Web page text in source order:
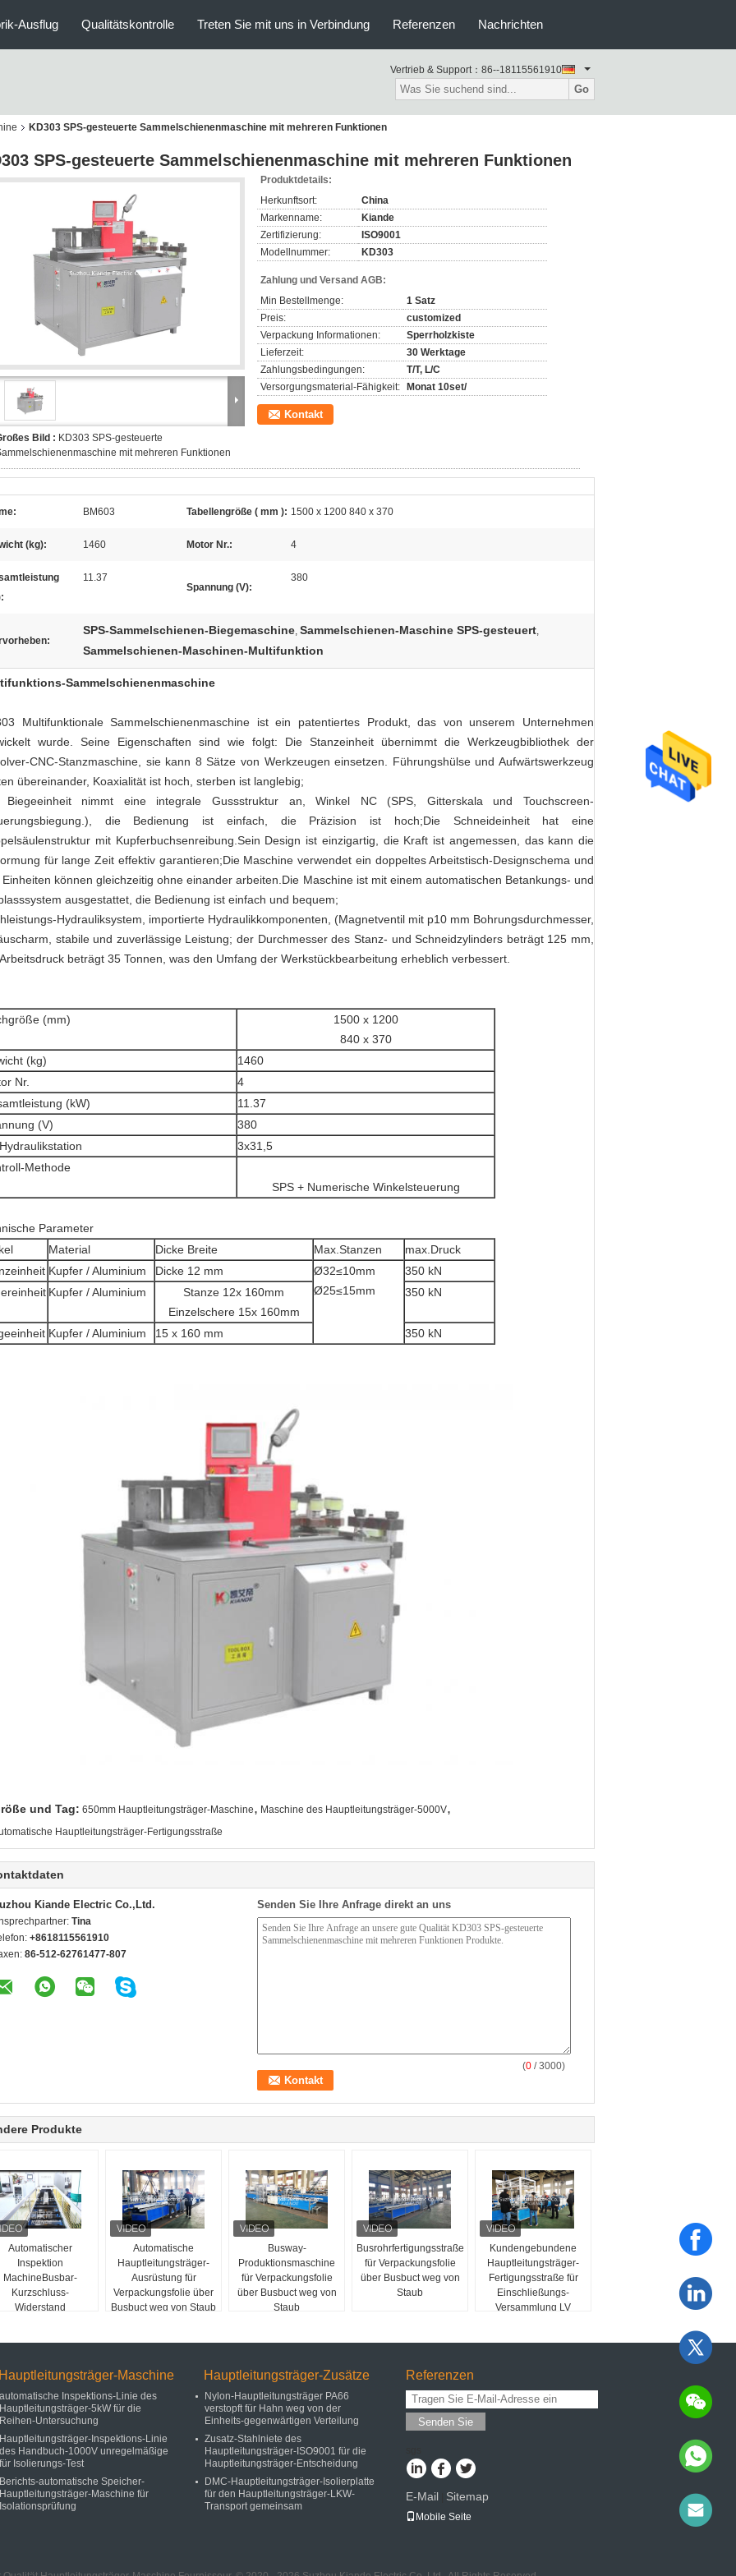
Ausflug Qualitätskontrolle Treten Sie mit uns in Verbindung Referenzen Nachrichten
Vertrieb & Support： 86--18115561910
Go
KD303 SPS-gesteuerte Sammelschienenmaschine mit mehreren Funktionen
SPS-gesteuerte Sammelschienenmaschine mit mehreren Funktionen
Bild : KD303 SPS-gesteuerte
mit mehreren Funktionen
Produktdetails:
Herkunftsort:
China
Markenname:
Kiande
Zertifizierung:
ISO9001
Modellnummer:
KD303
Zahlung und Versand AGB:
Min Bestellmenge:
1 Satz
Preis:
customized
Verpackung Informationen:
Sperrholzkiste
Lieferzeit:
30 Werktage
Zahlungsbedingungen:
T/T, L/C
Versorgungsmaterial-Fähigkeit:
Monat 10set/
Kontakt
BM603 Tabellengröße ( mm ): 1500 x 1200 840 x 370
(kg): 1460 Motor Nr.: 4
11.37
Spannung (V):
380
SPS-Sammelschienen-Biegemaschine, Sammelschienen-Maschine SPS-gesteuert,
Sammelschienen-Maschinen-Multifunktion
Sammelschienenmaschine
Multifunktionale Sammelschienenmaschine ist ein patentiertes Produkt, das von unserem Unternehmen
wurde. Seine Eigenschaften sind wie folgt: Die Stanzeinheit übernimmt die Werkzeugbibliothek der
CNC-Stanzmaschine, sie kann 8 Sätze von Werkzeugen einsetzen. Führungshülse und Aufwärtswerkzeug
übereinander, Koaxialität ist hoch, sterben ist langlebig;
Biegeeinheit nimmt eine integrale Gussstruktur an, Winkel NC (SPS, Gitterskala und Touchscreen-
die Bedienung ist einfach, die Präzision ist hoch;Die Schneideinheit hat eine
mit Kupferbuchsenreibung.Sein Design ist einzigartig, die Kraft ist angemessen, das kann die
für lange Zeit effektiv garantieren;Die Maschine verwendet ein doppeltes Arbeitstisch-Designschema und
können gleichzeitig ohne einander arbeiten.Die Maschine ist mit einem automatischen Betankungs- und
ausgestattet, die Bedienung ist einfach und bequem;
Hydrauliksystem, importierte Hydraulikkomponenten, (Magnetventil mit p10 mm Bohrungsdurchmesser,
stabile und zuverlässige Leistung; der Durchmesser des Stanz- und Schneidzylinders beträgt 125 mm,
beträgt 35 Tonnen, was den Umfang der Werkstückbearbeitung erheblich verbessert.
(mm)
1500 x 1200
840 x 370
(kg)
1460
Nr.
4
(kW)
11.37
(V)
380
3x31,5
Methode
SPS + Numerische Winkelsteuerung
Parameter
Material Dicke Breite Max.Stanzen
max.Druck
Kupfer / Aluminium Dicke 12 mm
Ø32≤10mm
Ø25≤15mm
350 kN
Kupfer / Aluminium
Stanze 12x 160mm
Einzelschere 15x 160mm
350 kN
Kupfer / Aluminium 15 x 160 mm 350 kN
und Tag: 650mm Hauptleitungsträger-Maschine, Maschine des Hauptleitungsträger-5000V,
Hauptleitungsträger-Fertigungsstraße
Kiande Electric Co.,Ltd.
Tina
+8618115561910
86-512-62761477-807
Senden Sie Ihre Anfrage direkt an uns
(0 / 3000)
Produkte
Automatischer
Inspektion
MachineBusbar-
Kurzschluss-
Widerstand
Automatische
Hauptleitungsträger-
Ausrüstung für
Verpackungsfolie über
Busbuct weg von Staub
Busway-
Produktionsmaschine
für Verpackungsfolie
über Busbuct weg von
Staub
Busrohrfertigungsstraße
für Verpackungsfolie
über Busbuct weg von
Staub
Kundengebundene
Hauptleitungsträger-
Fertigungsstraße für
Einschließungs-
Versammlung LV
Maschine
automatische Inspektions-Linie des
Hauptleitungsträger-5kW für die
Reihen-Untersuchung
Hauptleitungsträger-Inspektions-Linie
des Handbuch-1000V unregelmäßige
für Isolierungs-Test
Berichts-automatische Speicher-
Hauptleitungsträger-Maschine für
Isolationsprüfung
Hauptleitungsträger-Zusätze
Nylon-Hauptleitungsträger PA66
verstopft für Hahn weg von der
Einheits-gegenwärtigen Verteilung
Zusatz-Stahlniete des
Hauptleitungsträger-ISO9001 für die
Hauptleitungsträger-Entscheidung
DMC-Hauptleitungsträger-Isolierplatte
für den Hauptleitungsträger-LKW-
Transport gemeinsam
Referenzen
Senden Sie
E-Mail Sitemap
Mobile Seite